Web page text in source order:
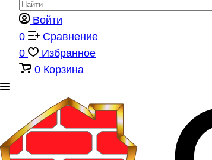
Войти
0
Сравнение
0
Избранное
0 Корзина